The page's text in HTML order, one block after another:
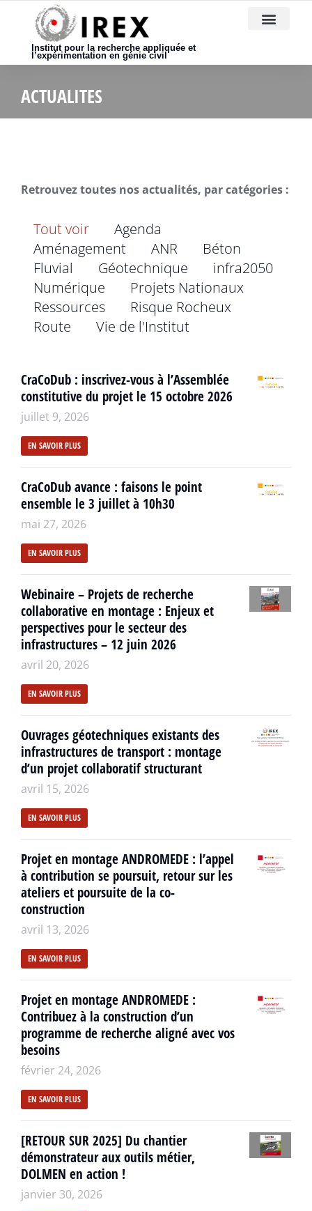
Institut pour la recherche appliquée et
l’expérimentation en génie civil
ACTUALITES
Retrouvez toutes nos actualités, par catégories :
Tout voir
Agenda
Aménagement
ANR
Béton
Fluvial
Géotechnique
infra2050
Numérique
Projets Nationaux
Ressources
Risque Rocheux
Route
Vie de l'Institut
CraCoDub : inscrivez-vous à l’Assemblée
constitutive du projet le 15 octobre 2026
juillet 9, 2026
EN SAVOIR PLUS
CraCoDub avance : faisons le point
ensemble le 3 juillet à 10h30
mai 27, 2026
EN SAVOIR PLUS
Webinaire – Projets de recherche
collaborative en montage : Enjeux et
perspectives pour le secteur des
infrastructures – 12 juin 2026
avril 20, 2026
EN SAVOIR PLUS
Ouvrages géotechniques existants des
infrastructures de transport : montage
d’un projet collaboratif structurant
avril 15, 2026
EN SAVOIR PLUS
Projet en montage ANDROMEDE : l’appel
à contribution se poursuit, retour sur les
ateliers et poursuite de la co-
construction
avril 13, 2026
EN SAVOIR PLUS
Projet en montage ANDROMEDE :
Contribuez à la construction d’un
programme de recherche aligné avec vos
besoins
février 24, 2026
EN SAVOIR PLUS
[RETOUR SUR 2025] Du chantier
démonstrateur aux outils métier,
DOLMEN en action !
janvier 30, 2026